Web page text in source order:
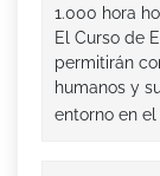
1.000 hora
El Curso de
permitirán
humanos y
entorno en el